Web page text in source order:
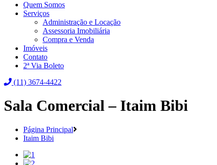
Quem Somos
Serviços
Administração e Locação
Assessoria Imobiliária
Compra e Venda
Imóveis
Contato
2ª Via Boleto
(11) 3674-4422
Sala Comercial – Itaim Bibi
Página Principal
Itaim Bibi